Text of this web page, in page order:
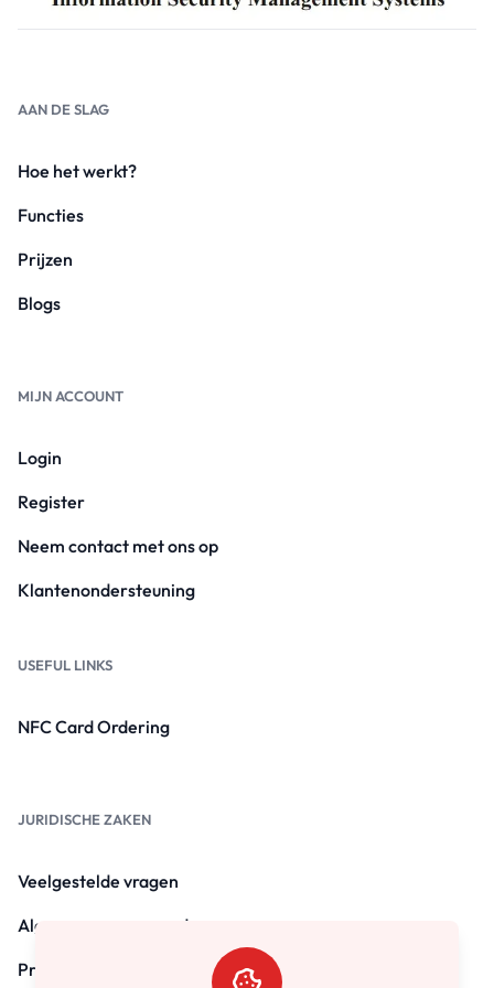
AAN DE SLAG
Hoe het werkt?
Functies
Prijzen
Blogs
MIJN ACCOUNT
Login
Register
Neem contact met ons op
Klantenondersteuning
USEFUL LINKS
NFC Card Ordering
JURIDISCHE ZAKEN
Veelgestelde vragen
Algemene voorwaarden
Privacybeleid